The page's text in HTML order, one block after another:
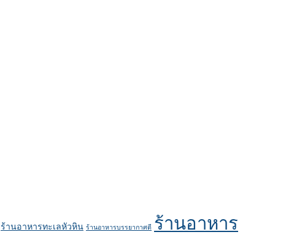
ร้านอาหารทะเลหัวหิน ร้านอาหารบรรยากาศดี ร้านอาหาร